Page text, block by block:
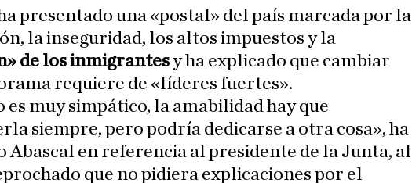
presentado una «postal» del país marcada por la
la inseguridad, los altos impuestos y la
de los inmigrantesy ha explicado que cambiar
requiere de «líderes fuertes».
es muy simpático, la amabilidad hay que
siempre, pero podría dedicarse a otra cosa», ha
Abascal en referencia al presidente de la Junta, al
que no pidiera explicaciones por el